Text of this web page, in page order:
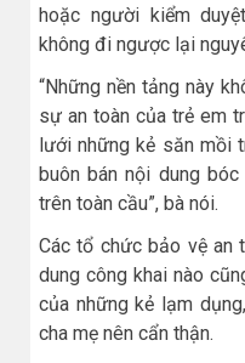
hoặc người kiểm
không đi ngược lại
“Những nền tảng này
sự an toàn của trẻ em
lưới những kẻ săn mồi
buôn bán nội dung
trên toàn cầu”, bà nói.
Các tổ chức bảo vệ an
dung công khai nào
của những kẻ lạm
cha mẹ nên cẩn thận.